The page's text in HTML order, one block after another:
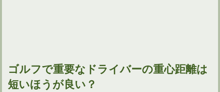
ゴルフで重要なドライバーの重心距離は
短いほうが良い？